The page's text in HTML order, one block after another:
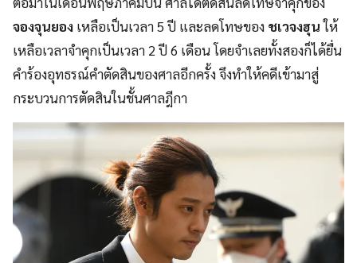
จองจุนยอง เหลือเป็นเวลา 5 ปี และลดโทษของ ชเวจงฮุนให้
เหลือเวลาจำคุกเป็นเวลา 2 ปี 6 เดือน โดยจำเลยทั้งสองก็ได้ยื่น
คำร้องอุทธรณ์คำตัดสินของศาลอีกครั้ง จึงทำให้คดีเข้ามาสู่
กระบวนการตัดสินในชั้นศาลฎีกา